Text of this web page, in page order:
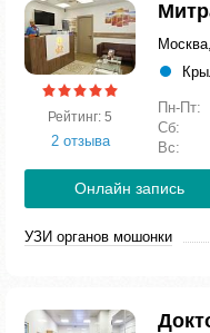
Рейтинг: 5
2 отзыва
Пн-Пт:
Сб:
Вс:
Онлайн запись
УЗИ органов мошонки